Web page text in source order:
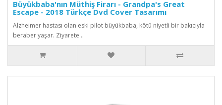
Büyükbaba'nın Müthiş Firarı - Grandpa's Great
Escape - 2018 Türkçe Dvd Cover Tasarımı
Alzheimer hastası olan eski pilot büyükbaba, kötü niyetli bir bakıcıyla
beraber yaşar. Ziyarete ..